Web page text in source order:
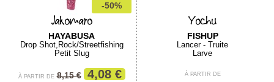
-50%
Jakomaro
HAYABUSA
Drop Shot,Rock/Streetfishing
Petit Slug
À PARTIR DE 8,15 € 4,08 €
Yochu
FISHUP
Lancer - Truite
Larve
À PARTIR DE